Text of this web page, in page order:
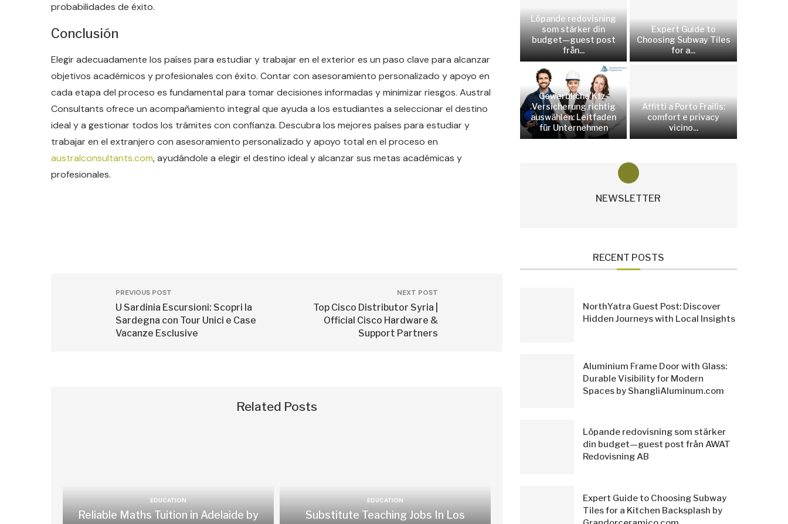
probabilidades de éxito.
Conclusión
Elegir adecuadamente los países para estudiar y trabajar en el exterior es un paso clave para alcanzar
objetivos académicos y profesionales con éxito. Contar con asesoramiento personalizado y apoyo en
cada etapa del proceso es fundamental para tomar decisiones informadas y minimizar riesgos. Austral
Consultants ofrece un acompañamiento integral que ayuda a los estudiantes a seleccionar el destino
ideal y a gestionar todos los trámites con confianza. Descubra los mejores países para estudiar y
trabajar en el extranjero con asesoramiento personalizado y apoyo total en el proceso en
australconsultants.com, ayudándole a elegir el destino ideal y alcanzar sus metas académicas y
profesionales.
PREVIOUS POST
U Sardinia Escursioni: Scopri la
Sardegna con Tour Unici e Case
Vacanze Esclusive
NEXT POST
Top Cisco Distributor Syria |
Official Cisco Hardware &
Support Partners
Related Posts
EDUCATION
Reliable Maths Tuition in Adelaide by
EDUCATION
Substitute Teaching Jobs In Los
Löpande redovisning
som stärker din
budget—guest post
från...
Expert Guide to
Choosing Subway Tiles
for a...
Gewerbliche Kfz-
Versicherung richtig
auswählen: Leitfaden
für Unternehmen
Affitti a Porto Frailis:
comfort e privacy
vicino...
NEWSLETTER
RECENT POSTS
NorthYatra Guest Post: Discover
Hidden Journeys with Local Insights
Aluminium Frame Door with Glass:
Durable Visibility for Modern
Spaces by ShangliAluminum.com
Löpande redovisning som stärker
din budget—guest post från AWAT
Redovisning AB
Expert Guide to Choosing Subway
Tiles for a Kitchen Backsplash by